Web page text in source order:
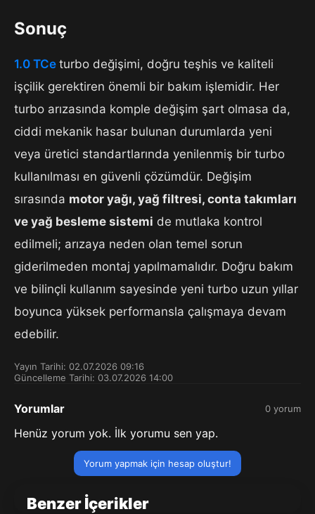
Sonuç
1.0 TCe turbo değişimi, doğru teşhis ve kaliteli
işçilik gerektiren önemli bir bakım işlemidir. Her
turbo arızasında komple değişim şart olmasa da,
ciddi mekanik hasar bulunan durumlarda yeni
veya üretici standartlarında yenilenmiş bir turbo
kullanılması en güvenli çözümdür. Değişim
sırasında motor yağı, yağ filtresi, conta takımları
ve yağ besleme sistemi de mutlaka kontrol
edilmeli; arızaya neden olan temel sorun
giderilmeden montaj yapılmamalıdır. Doğru bakım
ve bilinçli kullanım sayesinde yeni turbo uzun yıllar
boyunca yüksek performansla çalışmaya devam
edebilir.
Yayın Tarihi: 02.07.2026 09:16
Güncelleme Tarihi: 03.07.2026 14:00
Yorumlar 0 yorum
Henüz yorum yok. İlk yorumu sen yap.
Yorum yapmak için hesap oluştur!
Benzer İçerikler